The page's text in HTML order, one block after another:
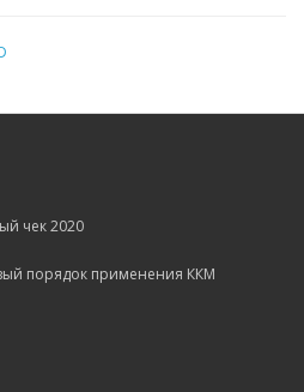
чек 2020
порядок применения ККМ